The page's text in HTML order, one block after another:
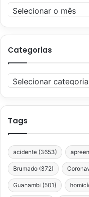
Arquivos
Categorias
Categorias
Tags
acidente (3653)
Brumado (372)
Guanambi (501)